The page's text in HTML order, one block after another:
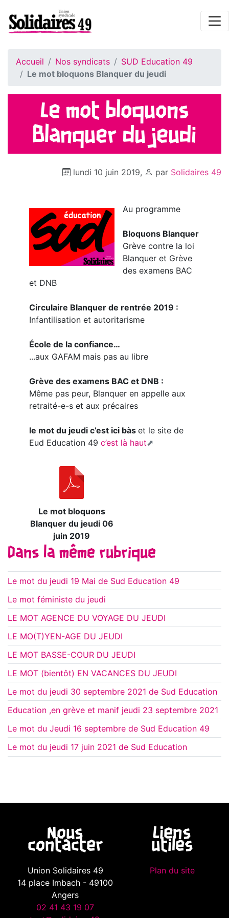
Accueil Nos syndicats
SUD Education 49
Le mot bloquons Blanquer du jeudi
Le mot bloquons
Blanquer du jeudi
lundi 10 juin 2019, par Solidaires 49
Au programme
Bloquons Blanquer
Grève contre la loi
Blanquer et Grève
des examens BAC
et DNB
Circulaire Blanquer de rentrée 2019 :
Infantilisation et autoritarisme
École de la confiance…
...aux GAFAM mais pas au libre
Grève des examens BAC et DNB :
Même pas peur, Blanquer en appelle aux
retraité-e-s et aux précaires
le mot du jeudi c’est ici bàs et le site de
Eud Education 49 c’est là haut
Le mot bloquons
Blanquer du jeudi 06
juin 2019
Dans la même rubrique
Le mot du jeudi 19 Mai de Sud Education 49
Le mot féministe du jeudi
LE MOT AGENCE DU VOYAGE DU JEUDI
LE MO(T)YEN-AGE DU JEUDI
LE MOT BASSE-COUR DU JEUDI
LE MOT (bientôt) EN VACANCES DU JEUDI
Le mot du jeudi 30 septembre 2021 de Sud Education
Education ,en grève et manif jeudi 23 septembre 2021
Le mot du Jeudi 16 septembre de Sud Education 49
Le mot du jeudi 17 juin 2021 de Sud Education
Nous
contacter
Union Solidaires 49
14 place Imbach - 49100
Angers
02 41 43 19 07
Liens
utiles
Plan du site